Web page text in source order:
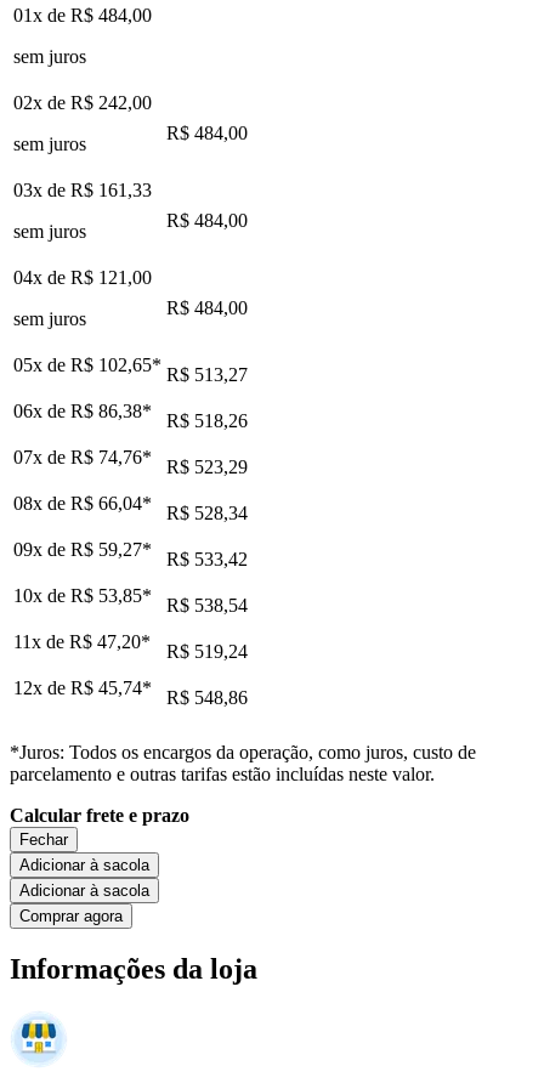
01x de R$ 484,00
sem juros
02x de R$ 242,00
sem juros
R$ 484,00
03x de R$ 161,33
sem juros
R$ 484,00
04x de R$ 121,00
sem juros
R$ 484,00
05x de R$ 102,65* R$ 513,27
06x de R$ 86,38*
R$ 518,26
07x de R$ 74,76*
R$ 523,29
08x de R$ 66,04*
R$ 528,34
09x de R$ 59,27*
R$ 533,42
10x de R$ 53,85*
R$ 538,54
11x de R$ 47,20*
R$ 519,24
12x de R$ 45,74* R$ 548,86
*Juros: Todos os encargos da operação, como juros, custo de
parcelamento e outras tarifas estão incluídas neste valor.
Calcular frete e prazo
Fechar
Adicionar à sacola
Adicionar à sacola
Comprar agora
Informações da loja